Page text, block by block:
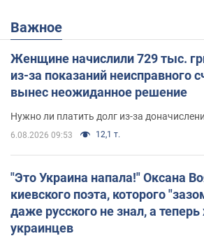
Важное
Женщине начислили 729 тыс.
из-за показаний неисправного
вынес неожиданное решение
Нужно ли платить долг из-за
6.08.2026 09:53 12,1 т.
"Это Украина напала!" Оксана
киевского поэта, которого
даже русского не знал, а
украинцев